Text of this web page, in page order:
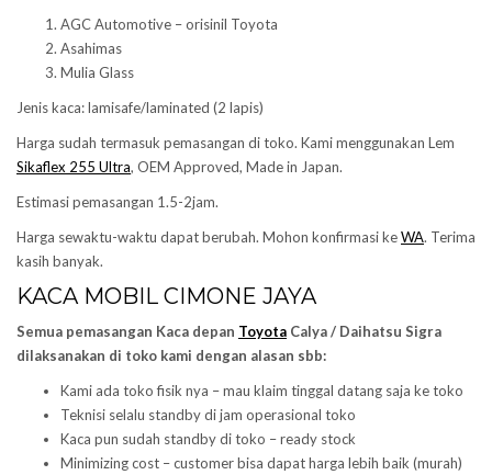
AGC Automotive – orisinil Toyota
Asahimas
Mulia Glass
Jenis kaca: lamisafe/laminated (2 lapis)
Harga sudah termasuk pemasangan di toko. Kami menggunakan Lem
Sikaflex 255 Ultra, OEM Approved, Made in Japan.
Estimasi pemasangan 1.5-2jam.
Harga sewaktu-waktu dapat berubah. Mohon konfirmasi keWA. Terima
kasih banyak.
KACA MOBIL CIMONE JAYA
Semua pemasangan Kaca depan Toyota Calya / Daihatsu Sigra
dilaksanakan di toko kami dengan alasan sbb:
Kami ada toko fisik nya – mau klaim tinggal datang saja ke toko
Teknisi selalu standby di jam operasional toko
Kaca pun sudah standby di toko – ready stock
Minimizing cost – customer bisa dapat harga lebih baik (murah)